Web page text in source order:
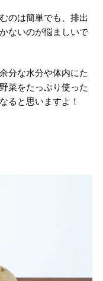
は簡単でも、排出
ないのが悩ましいで
分な水分や体内にた
菜をたっぷり使った
ると思いますよ！